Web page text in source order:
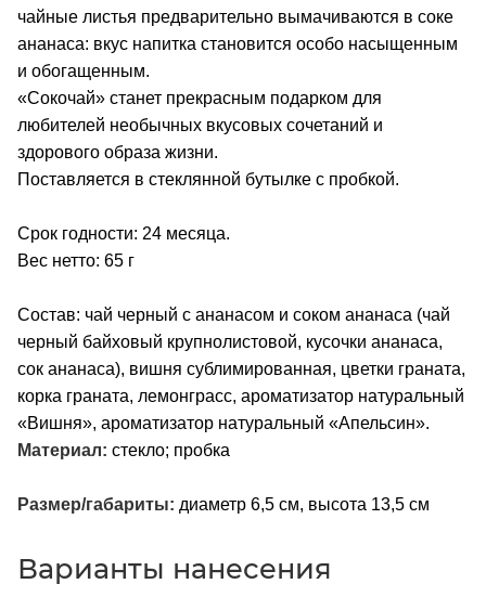
чайные листья предварительно вымачиваются в соке
ананаса: вкус напитка становится особо насыщенным
и обогащенным.
«Сокочай» станет прекрасным подарком для
любителей необычных вкусовых сочетаний и
здорового образа жизни.
Поставляется в стеклянной бутылке с пробкой.
Срок годности: 24 месяца.
Вес нетто: 65 г
Состав: чай черный с ананасом и соком ананаса (чай
черный байховый крупнолистовой, кусочки ананаса,
сок ананаса), вишня сублимированная, цветки граната,
корка граната, лемонграсс, ароматизатор натуральный
«Вишня», ароматизатор натуральный «Апельсин».
Материал: стекло; пробка
Размер/габариты: диаметр 6,5 см, высота 13,5 см
Варианты нанесения